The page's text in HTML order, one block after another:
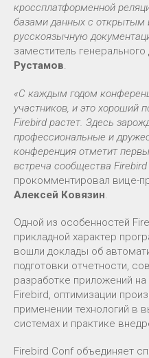
кроссплатформенной
базами данных с открытым
русскоязычную
заместитель
Рустамов.
«С каждым годом
участников, и это хороший
Firebird растет. Здесь
профессиональные и
конференция отметит
встреча сообщества
прокомментировал вице-
Алексей Ковязин
Одной из особенностей
прикладной характер
вошли доклады об
подготовки отчетности,
разработке приложений
Firebird, оптимизации
применении технологий в
системах и практике
Firebird Conf объединяет